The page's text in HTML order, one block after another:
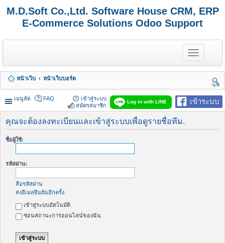
M.D.Soft Co.,Ltd. Software House CRM, ERP
E-Commerce Solutions Odoo Support
T
o
g
e
n
a
v
g
หน้าเว็บ
หน้าเว็บบอร์ด
นห
า
เมนูลัด
เข้าระบบ
Log in with LINE
FAQ
เข้าสู่ระบบ
สมัครสมาชิก
คุณจะต้องลงทะเบียนและเข้าสู่ระบบเพื่อดูรายชื่อทีม.
ชื่อผู้ใช้:
รหัสผ่าน:
ลืมรหัสผ่าน
ส่งอีเมลยืนยันอีกครั้ง
เข้าสู่ระบบอัตโนมัติ
ซ่อนสถานะการออนไลน์ของฉัน